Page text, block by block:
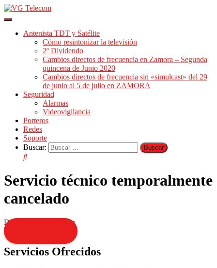
Cambiar
navegación
Antenista TDT y Satélite
Cómo resintonizar la televisión
2º Dividendo
Cambios directos de frecuencia en Zamora – Segunda
quincena de Junio 2020
Cambios directos de frecuencia sin «simulcast» del 29
de junio al 5 de julio en ZAMORA
Seguridad
Alarmas
Videovigilancia
Porteros
Redes
Soporte
Buscar:
Servicio técnico temporalmente
cancelado
Disculpen las molestias
Servicios Ofrecidos